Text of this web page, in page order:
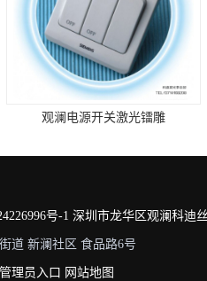
灯壳灯具激光镭雕打标加工
号-1 深圳市龙华区观澜科迪
道 新澜社区 食品路6号
管理员入口 网站地图